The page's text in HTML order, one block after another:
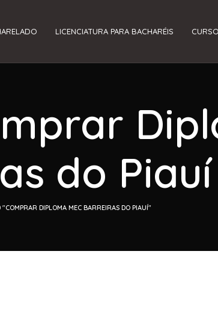
LICENCIATURA PARA BACHARÉIS
do Piauí
"COMPRAR DIPLOMA MEC BARREIRAS DO PIAUÍ"